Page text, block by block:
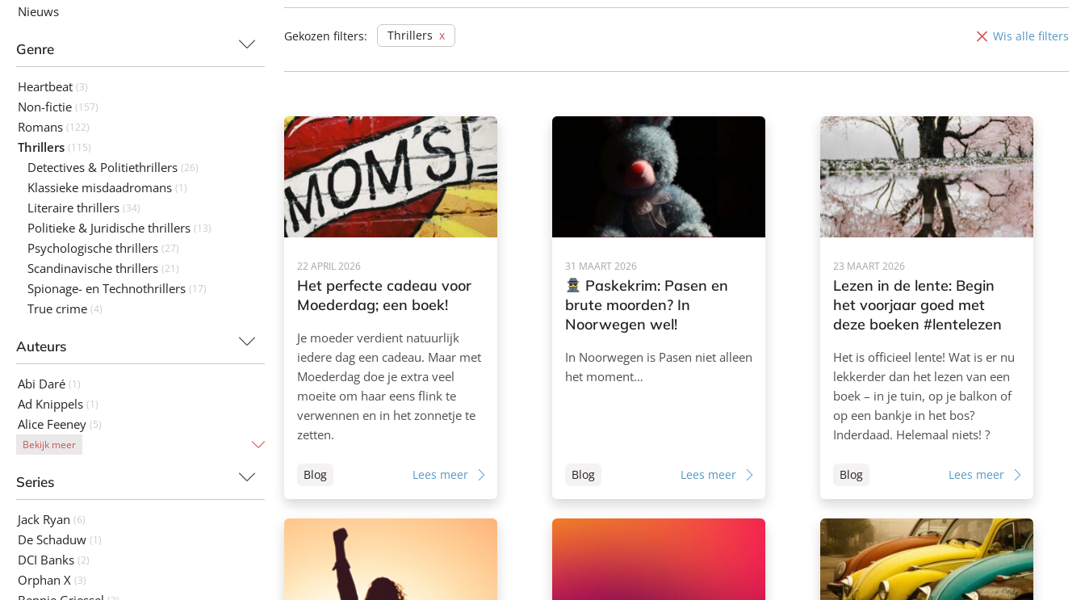
Nieuws
Genre
Heartbeat (3)
Non-fictie (157)
Romans (122)
Thrillers (115)
Detectives & Politiethrillers (26)
Klassieke misdaadromans (1)
Literaire thrillers (34)
Politieke & Juridische thrillers (13)
Psychologische thrillers (27)
Scandinavische thrillers (21)
Spionage- en Technothrillers (17)
True crime (4)
Auteurs
Abi Daré (1)
Ad Knippels (1)
Alice Feeney (5)
Bekijk meer
Series
Jack Ryan (6)
De Schaduw (1)
DCI Banks (2)
Orphan X (3)
recent)
Gekozen filters: Thrillers Wis alle filters
22 APRIL 2026
Het perfecte cadeau voor
Moederdag; een boek!
Je moeder verdient natuurlijk
iedere dag een cadeau. Maar met
Moederdag doe je extra veel
moeite om haar eens flink te
verwennen en in het zonnetje te
zetten.
Blog Lees meer
31 MAART 2026
Paskekrim: Pasen en
brute moorden? In
Noorwegen wel!
In Noorwegen is Pasen niet alleen
het moment…
Blog Lees meer
23 MAART 2026
Lezen in de lente: Begin
het voorjaar goed met
deze boeken #lentelezen
Het is officieel lente! Wat is er nu
lekkerder dan het lezen van een
boek – in je tuin, op je balkon of
op een bankje in het bos?
Inderdaad. Helemaal niets! ?
Blog Lees meer